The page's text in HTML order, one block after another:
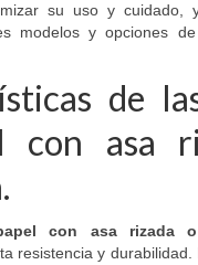
su uso y cuidado,
modelos y opciones de
de
con asa
con asa rizada o
resistencia y durabilidad.